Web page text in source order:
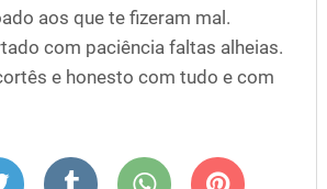
aos que te fizeram mal.
com paciência faltas alheias.
e honesto com tudo e com